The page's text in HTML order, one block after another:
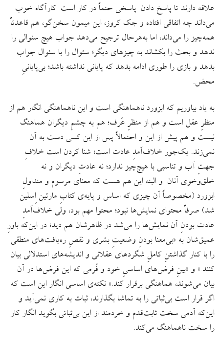
علاقه دارند تا پاسخ دادن. پاسخی حتماً در کار است. کارآگاه خوب
می‌داند چه اتفاقی افتاده و جک کروز، این میمون سخن‌گو، هم قاعدتاً
همه‌چیز را می‌داند، اما به‌هرحال ترجیح می‌دهد جواب هیچ سئوالی را
ندهد و بحث را بکشاند به چیزهای دیگر؛ سئوال را با سئوال جواب
بدهد و بازی را طوری ادامه بدهد که پایانی نداشته باشد؛ بی‌پایانیِ
محض.
به یاد بیاوریم که ابزورد ناهماهنگی است و این ناهماهنگی انگار هم از
منظرِ عقل است و هم از منظرِ عُرف؛ هم به چشمِ دیگران هماهنگ
نیست و هم پیش از این و احتمالاً پس از این کسی دست به آن
نمی‌زند. یک‌جور خلاف‌آمدِ عادت است؛ شنا کردن است خلافِ
جهتِ آب و تناسبی با هیچ‌چیز ندارد؛ نه عادتِ دیگران و نه
خلق‌وخوی آنان. و البته این هم هست که معنای مرسوم و متداولِ
ابزورد (مخصوصاً آن چیزی که اساس و پایه‌ی کتابِ مارتین اِسلین
شد) صرفاً محتوای نمایش‌‌ها نبود؛ محتوا مهم بود، ولی خلاف‌آمدِ
عادت بودنِ آن نمایش‌‌ها را می‌شد در ظاهرشان هم دید؛ در این‌که باورِ
عمیق‌شان به «بی‌معنا بودنِ وضعیتِ بشری و نقصِ ره‌یافت‌های منطقی
را با کنار گذاشتنِ کاملِ شگردهای عقلانی و اندیشه‌های استدلالی بیان
کنند.» و «بینِ فرض‌های اساسیِ خود و فُرمی که این فرض‌‌ها در آن
بیان می‌شوند، هماهنگی برقرار کند.» نکته‌ی اساسی انگار این است که
اگر قرار است بی‌ثباتی را به تماشا بگذارند، ثبات به کاری نمی‌آید و
این‌که آدمی سخت ثابت‌قدم و خردمند از این بی‌ثباتی بگوید انگار کار
را سخت ناهماهنگ می‌کند.